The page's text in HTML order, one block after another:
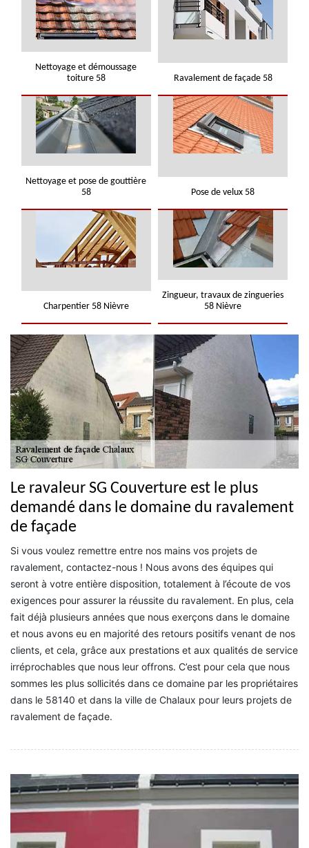
Nettoyage et démoussage
toiture 58
Ravalement de façade 58
Nettoyage et pose de gouttière
58
Pose de velux 58
Charpentier 58 Nièvre
Zingueur, travaux de zingueries
58 Nièvre
Le ravaleur SG Couverture est le plus
demandé dans le domaine du ravalement
de façade
Si vous voulez remettre entre nos mains vos projets de
ravalement, contactez-nous ! Nous avons des équipes qui
seront à votre entière disposition, totalement à l’écoute de vos
exigences pour assurer la réussite du ravalement. En plus, cela
fait déjà plusieurs années que nous exerçons dans le domaine
et nous avons eu en majorité des retours positifs venant de nos
clients, et cela, grâce aux prestations et aux qualités de service
irréprochables que nous leur offrons. C’est pour cela que nous
sommes les plus sollicités dans ce domaine par les propriétaires
dans le 58140 et dans la ville de Chalaux pour leurs projets de
ravalement de façade.